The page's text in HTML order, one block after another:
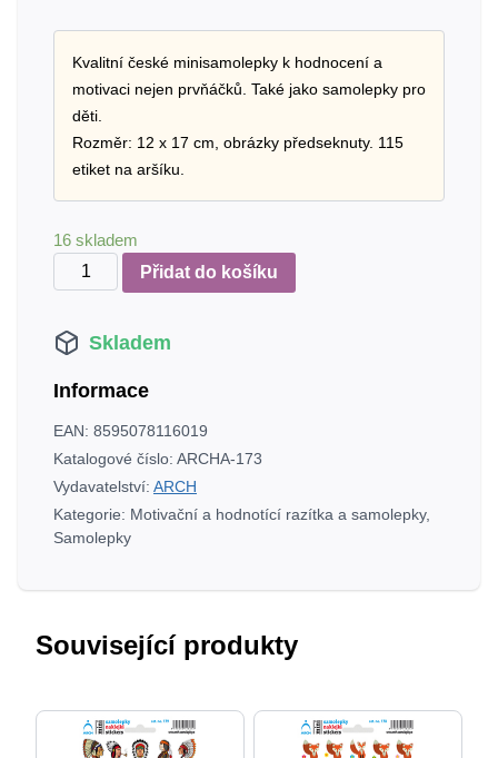
Kvalitní české minisamolepky k hodnocení a
motivaci nejen prvňáčků. Také jako samolepky pro
děti.
Rozměr: 12 x 17 cm, obrázky předseknuty. 115
etiket na aršíku.
16 skladem
Květinky
minisamolepky
Přidat do košíku
Skladem
Informace
EAN: 8595078116019
Katalogové číslo: ARCHA-173
Vydavatelství: ARCH
Kategorie: Motivační a hodnotící razítka a samolepky,
Samolepky
Související produkty